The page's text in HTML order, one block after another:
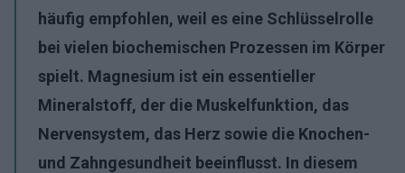
häufig empfohlen, weil es eine Schlüsselrolle
bei vielen biochemischen Prozessen im Körper
spielt. Magnesium ist ein essentieller
Mineralstoff, der die Muskelfunktion, das
Nervensystem, das Herz sowie die Knochen-
und Zahngesundheit beeinflusst. In diesem